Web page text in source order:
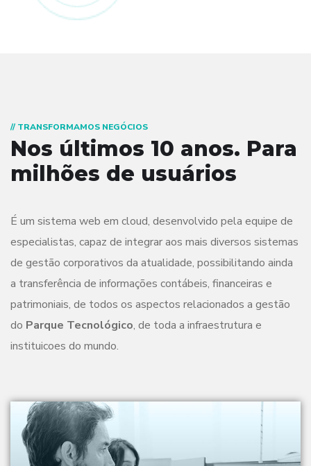
// TRANSFORMAMOS NEGÓCIOS
Nos últimos 10 anos. Para
milhões de usuários
É um sistema web em cloud, desenvolvido pela equipe de
especialistas, capaz de integrar aos mais diversos sistemas
de gestão corporativos da atualidade, possibilitando ainda
a transferência de informações contábeis, financeiras e
patrimoniais, de todos os aspectos relacionados a gestão
do Parque Tecnológico, de toda a infraestrutura e
instituicoes do mundo.